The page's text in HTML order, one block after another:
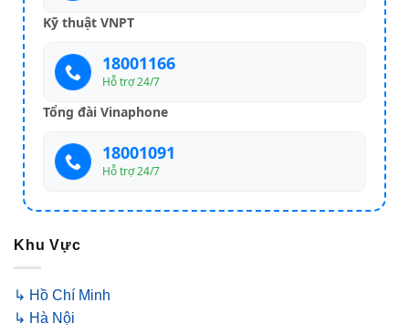
Kỹ thuật VNPT
18001166
Hỗ trợ 24/7
Tổng đài Vinaphone
18001091
Hỗ trợ 24/7
Khu Vực
↳ Hồ Chí Minh
↳ Hà Nội